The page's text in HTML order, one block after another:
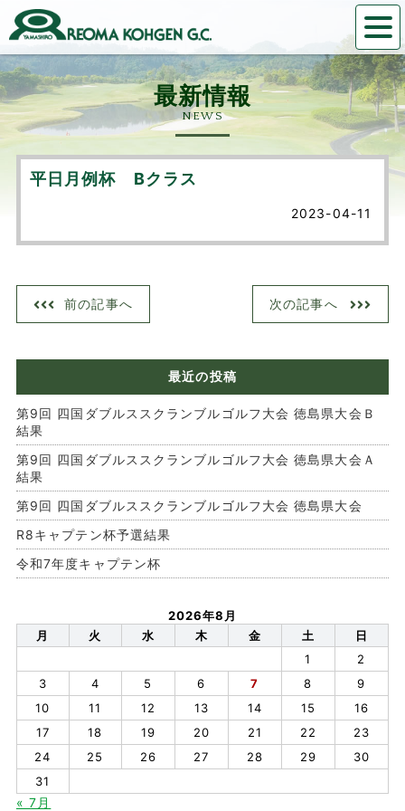
NEWS
平日月例杯 Bクラス
2023-04-11
前の記事へ 次の記事へ
最近の投稿
第9回 四国ダブルススクランブルゴルフ大会 徳島県大会Ｂ
結果
第9回 四国ダブルススクランブルゴルフ大会 徳島県大会Ａ
結果
第9回 四国ダブルススクランブルゴルフ大会 徳島県大会
R8キャプテン杯予選結果
令和7年度キャプテン杯
2026年8月
月
火 水 木 金 土
日
1
2
3
4 5 6 7 8
9
10
11 12 13 14 15
16
17
18 19 20 21 22
23
24
25 26 27 28 29
30
31
« 7月